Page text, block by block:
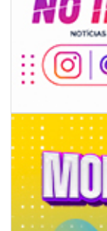
09/08/2026 | 07:00
Novo programa
Municipal de Ensino
NAVEGANTES